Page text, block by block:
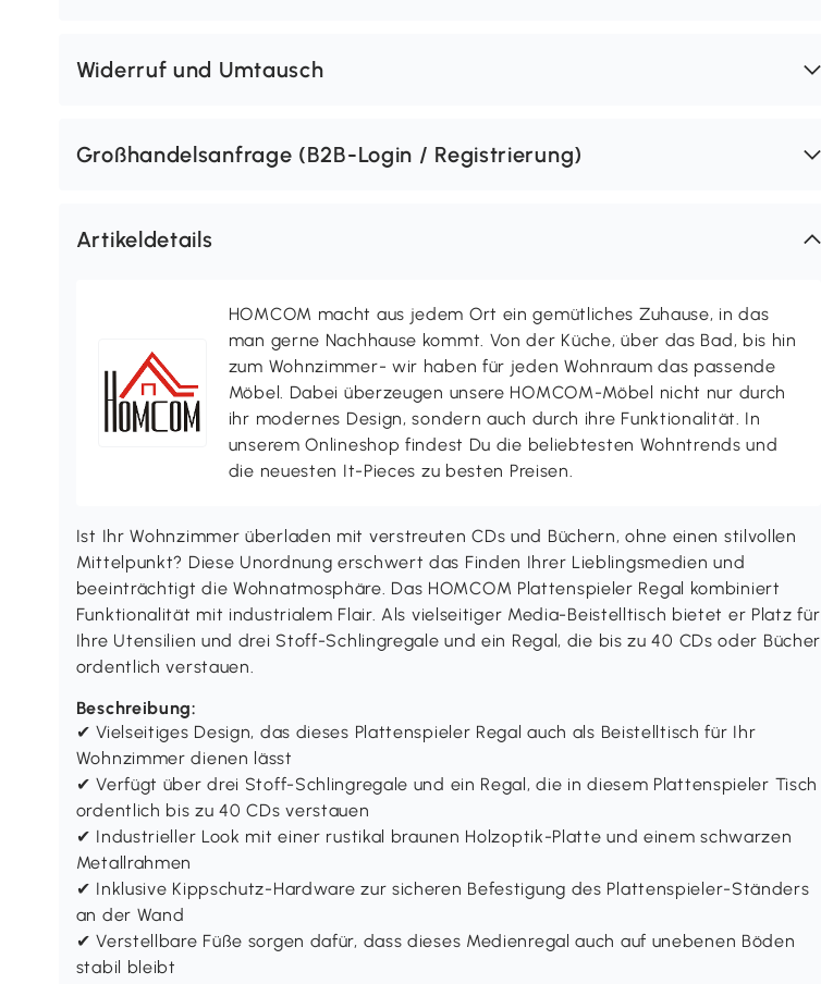
Widerruf und Umtausch
Großhandelsanfrage (B2B-Login / Registrierung)
Artikeldetails
HOMCOM macht aus jedem Ort ein gemütliches Zuhause, in das
man gerne Nachhause kommt. Von der Küche, über das Bad, bis hin
zum Wohnzimmer- wir haben für jeden Wohnraum das passende
Möbel. Dabei überzeugen unsere HOMCOM-Möbel nicht nur durch
ihr modernes Design, sondern auch durch ihre Funktionalität. In
unserem Onlineshop findest Du die beliebtesten Wohntrends und
die neuesten It-Pieces zu besten Preisen.
Ist Ihr Wohnzimmer überladen mit verstreuten CDs und Büchern, ohne einen stilvollen
Mittelpunkt? Diese Unordnung erschwert das Finden Ihrer Lieblingsmedien und
beeinträchtigt die Wohnatmosphäre. Das HOMCOM Plattenspieler Regal kombiniert
Funktionalität mit industrialem Flair. Als vielseitiger Media-Beistelltisch bietet er Platz für
Ihre Utensilien und drei Stoff-Schlingregale und ein Regal, die bis zu 40 CDs oder Bücher
ordentlich verstauen.
Beschreibung:
✔ Vielseitiges Design, das dieses Plattenspieler Regal auch als Beistelltisch für Ihr
Wohnzimmer dienen lässt
✔ Verfügt über drei Stoff-Schlingregale und ein Regal, die in diesem Plattenspieler Tisch
ordentlich bis zu 40 CDs verstauen
✔ Industrieller Look mit einer rustikal braunen Holzoptik-Platte und einem schwarzen
Metallrahmen
✔ Inklusive Kippschutz-Hardware zur sicheren Befestigung des Plattenspieler-Ständers
an der Wand
✔ Verstellbare Füße sorgen dafür, dass dieses Medienregal auch auf unebenen Böden
stabil bleibt